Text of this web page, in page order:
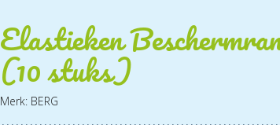
Elastieken
(10 stuks)
Merk: BERG